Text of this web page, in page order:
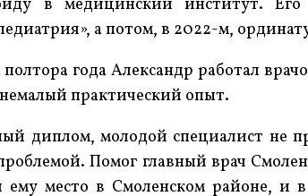
в медицинский институт.
а потом, в 2022-м,
года Александр работал
практический опыт.
диплом, молодой специалист не
Помог главный врач
место в Смоленском районе, и